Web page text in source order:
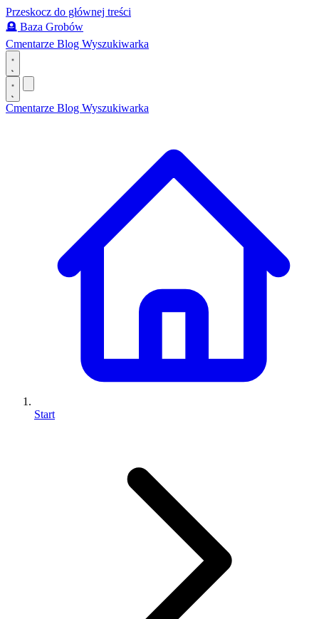
Przeskocz do głównej treści
🪦 Baza Grobów
Cmentarze Blog Wyszukiwarka
Cmentarze Blog Wyszukiwarka
Start